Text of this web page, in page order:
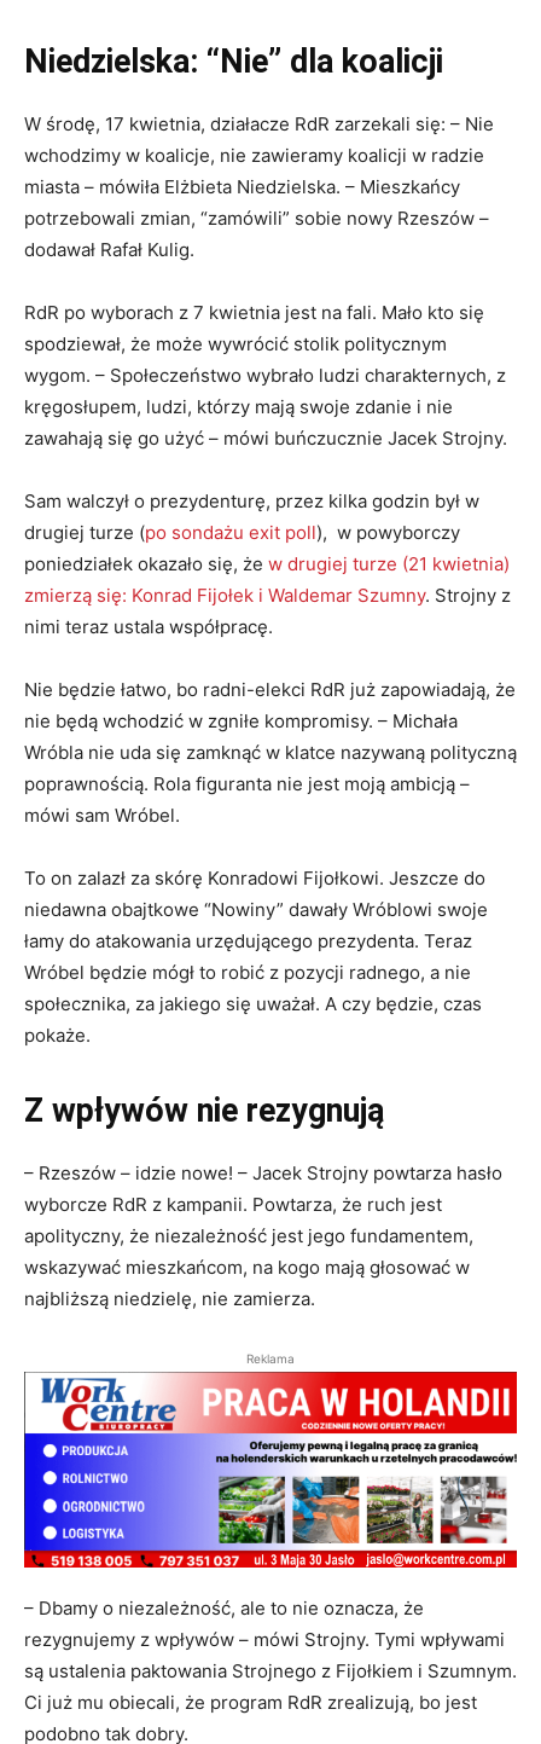
Niedzielska: “Nie” dla koalicji
W środę, 17 kwietnia, działacze RdR zarzekali się: – Nie
wchodzimy w koalicje, nie zawieramy koalicji w radzie
miasta – mówiła Elżbieta Niedzielska. – Mieszkańcy
potrzebowali zmian, “zamówili” sobie nowy Rzeszów –
dodawał Rafał Kulig.
RdR po wyborach z 7 kwietnia jest na fali. Mało kto się
spodziewał, że może wywrócić stolik politycznym
wygom. – Społeczeństwo wybrało ludzi charakternych, z
kręgosłupem, ludzi, którzy mają swoje zdanie i nie
zawahają się go użyć – mówi buńczucznie Jacek Strojny.
Sam walczył o prezydenturę, przez kilka godzin był w
drugiej turze (po sondażu exit poll), w powyborczy
poniedziałek okazało się, że w drugiej turze (21 kwietnia)
zmierzą się: Konrad Fijołek i Waldemar Szumny. Strojny z
nimi teraz ustala współpracę.
Nie będzie łatwo, bo radni-elekci RdR już zapowiadają, że
nie będą wchodzić w zgniłe kompromisy. – Michała
Wróbla nie uda się zamknąć w klatce nazywaną polityczną
poprawnością. Rola figuranta nie jest moją ambicją –
mówi sam Wróbel.
To on zalazł za skórę Konradowi Fijołkowi. Jeszcze do
niedawna obajtkowe “Nowiny” dawały Wróblowi swoje
łamy do atakowania urzędującego prezydenta. Teraz
Wróbel będzie mógł to robić z pozycji radnego, a nie
społecznika, za jakiego się uważał. A czy będzie, czas
pokaże.
Z wpływów nie rezygnują
– Rzeszów – idzie nowe! – Jacek Strojny powtarza hasło
wyborcze RdR z kampanii. Powtarza, że ruch jest
apolityczny, że niezależność jest jego fundamentem,
wskazywać mieszkańcom, na kogo mają głosować w
najbliższą niedzielę, nie zamierza.
Reklama
– Dbamy o niezależność, ale to nie oznacza, że
rezygnujemy z wpływów – mówi Strojny. Tymi wpływami
są ustalenia paktowania Strojnego z Fijołkiem i Szumnym.
Ci już mu obiecali, że program RdR zrealizują, bo jest
podobno tak dobry.